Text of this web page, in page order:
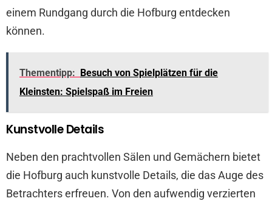
einem Rundgang durch die Hofburg entdecken
können.
Thementipp:
Besuch von Spielplätzen für die
Kleinsten: Spielspaß im Freien
Kunstvolle Details
Neben den prachtvollen Sälen und Gemächern bietet
die Hofburg auch kunstvolle Details, die das Auge des
Betrachters erfreuen. Von den aufwendig verzierten